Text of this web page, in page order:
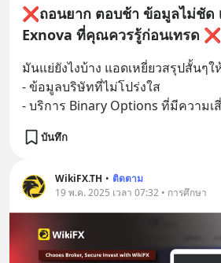
❌ถอนยาก ตอบช้า ข้อมูลไม่ชัด
Exnova ที่คุณควรรู้ก่อนเทรด ❌
มันแย่ยังไงบ้าง แอดเหยี่ยวสรุปสั้นๆใ
- ข้อมูลบริษัทที่ไม่โปร่งใส
- บริการ Binary Options ที่มีความเ
บันทึก
WikiFX.TH • ติดตาม
19 พ.ค. 2025 เวลา 07:32 • การศึกษา